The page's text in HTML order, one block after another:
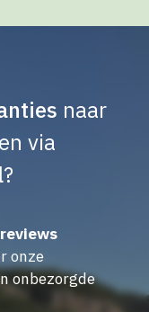
naar
via
?
onze
onbezorgde